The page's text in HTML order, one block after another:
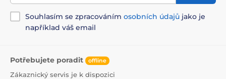
Souhlasím se zpracováním osobních údajů jako je
například váš email
Potřebujete poradit offline
Zákaznický servis je k dispozici